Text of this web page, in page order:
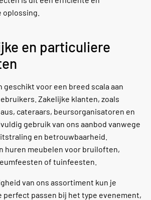
en particuliere
geschikt voor een breed scala aan
Zakelijke klanten, zoals
cateraars, beursorganisatoren en
gebruik van ons aanbod vanwege
en betrouwbaarheid.
huren meubelen voor bruiloften,
of tuinfeesten.
van ons assortiment kun je
perfect passen bij het type evenement,